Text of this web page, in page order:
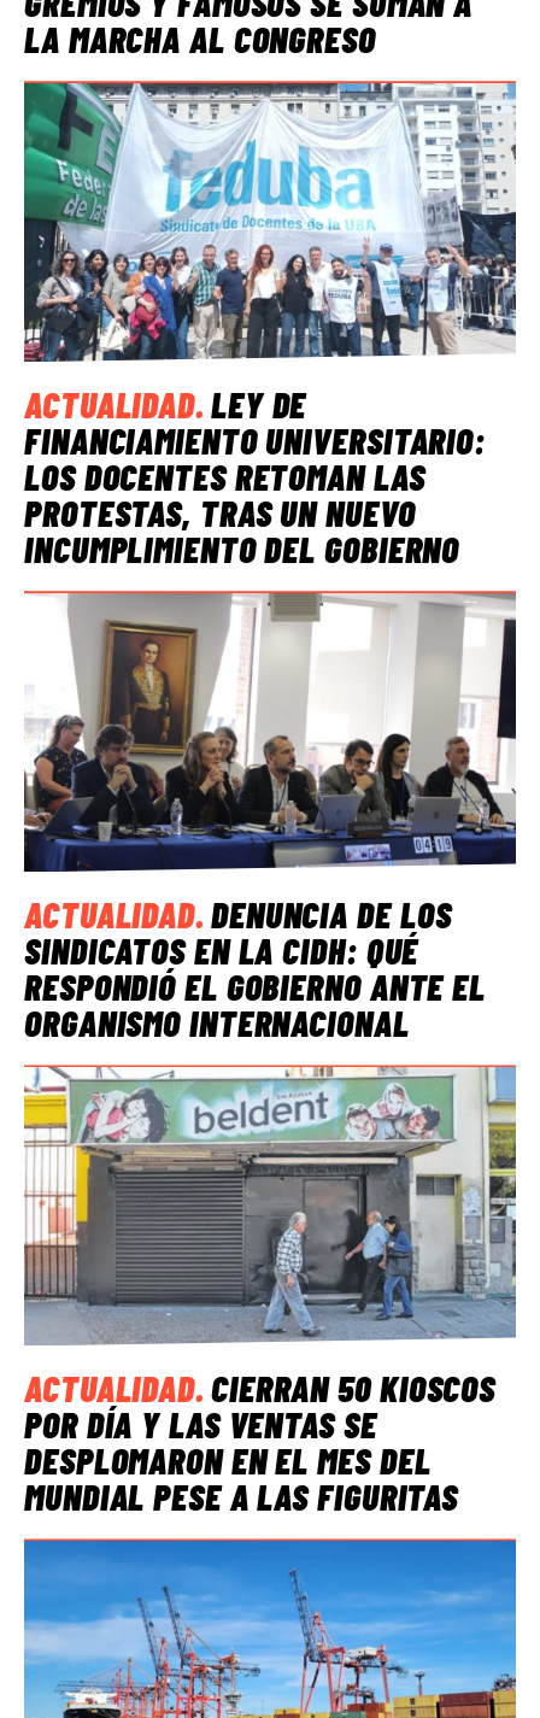
LA MARCHA AL CONGRESO
ACTUALIDAD.LEY DE
FINANCIAMIENTO UNIVERSITARIO:
LOS DOCENTES RETOMAN LAS
PROTESTAS, TRAS UN NUEVO
INCUMPLIMIENTO DEL GOBIERNO
ACTUALIDAD.DENUNCIA DE LOS
SINDICATOS EN LA CIDH: QUÉ
RESPONDIÓ EL GOBIERNO ANTE EL
ORGANISMO INTERNACIONAL
ACTUALIDAD.CIERRAN 50 KIOSCOS
POR DÍA Y LAS VENTAS SE
DESPLOMARON EN EL MES DEL
MUNDIAL PESE A LAS FIGURITAS